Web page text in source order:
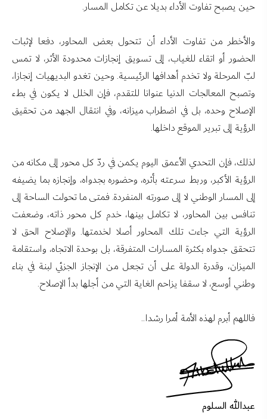
حين يصبح تفاوت الأداء بديلا عن تكامل المسار.
والأخطر من تفاوت الأداء أن تتحول بعض المحاور، دفعا لإثبات
الحضور أو اتقاء للغياب، إلى تسويق إنجازات محدودة الأثر، لا تمس
لبّ المرحلة ولا تخدم أهدافها الرئيسية. وحين تغدو البديهيات إنجازا،
وتصبح المعالجات الدنيا عنوانا للتقدم، فإن الخلل لا يكون في بطء
الإصلاح وحده، بل في اضطراب ميزانه، وفي انتقال الجهد من تحقيق
الرؤية إلى تبرير الموقع داخلها.
لذلك، فإن التحدي الأعمق اليوم يكمن في ردّ كل محور إلى مكانه من
الرؤية الأكبر، وربط سرعته بأثره، وحضوره بجدواه، وإنجازه بما يضيفه
إلى المسار الوطني لا إلى صورته المنفردة. فمتى ما تحولت الساحة إلى
تنافس بين المحاور، لا تكامل بينها، خدم كل محور ذاته، وضعفت
الرؤية التي جاءت تلك المحاور أصلا لخدمتها. والإصلاح الحق لا
تتحقق جدواه بكثرة المسارات المتفرقة، بل بوحدة الاتجاه، واستقامة
الميزان، وقدرة الدولة على أن تجعل من الإنجاز الجزئي لبنة في بناء
وطني أوسع، لا سقفا يزاحم الغاية التي من أجلها بدأ الإصلاح.
فاللهم أبرم لهذه الأمة أمرا رشدا..
عبدالله السلوم